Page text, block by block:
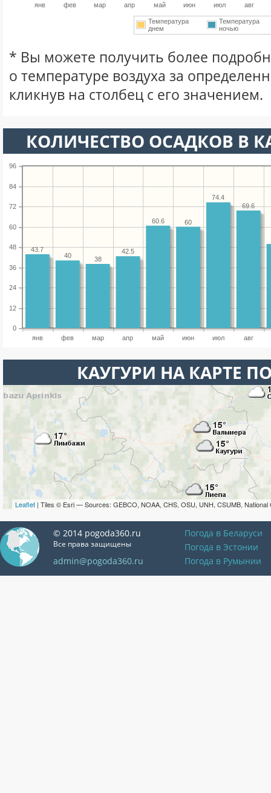
янв фев мар апр май июн июл авг
Температура
днем
Температура
ночью
* Вы можете получить более
о температуре воздуха за
кликнув на столбец с его значением.
КОЛИЧЕСТВО ОСАДКОВ В
янв фев мар апр май июн июл авг
0
12
24
36
48
60
72
84
96
69.6
74.4
60
60.6
42.5
38
40
43.7
КАУГУРИ НА КАРТЕ
Leaflet | Tiles © Esri — Sources: GEBCO, NOAA, CHS, OSU, UNH, CSUMB, National
© 2014 pogoda360.ru
Все права защищены
admin@pogoda360.ru
Погода в Беларуси
Погода в Эстонии
Погода в Румынии